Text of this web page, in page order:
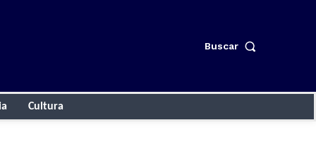
Buscar
Cultura